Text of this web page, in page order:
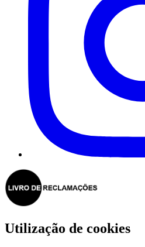
Utilização de cookies